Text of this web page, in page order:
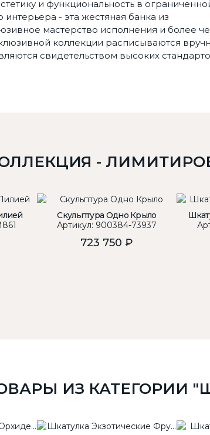
и функциональность в
- эта жестяная банка из
мастерство исполнения и более
коллекции расписываются
свидетельством высоких
-
Скульптура Одно Крыло
Артикул: 900384-73937
723 750 ₽
ИЗ КАТЕГОРИИ